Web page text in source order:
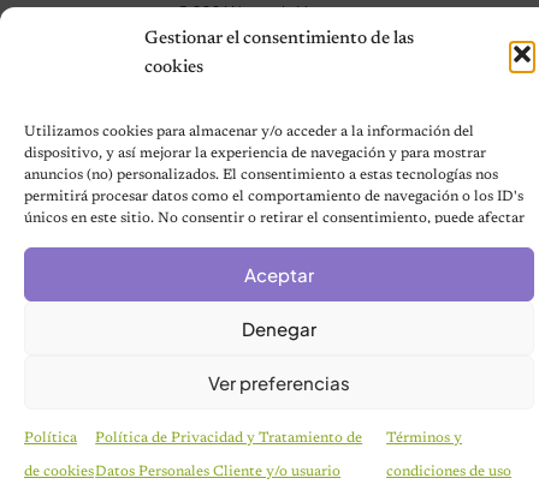
Gestionar el consentimiento de las
cookies
Utilizamos cookies para almacenar y/o acceder a la información del
dispositivo, y así mejorar la experiencia de navegación y para mostrar
anuncios (no) personalizados. El consentimiento a estas tecnologías nos
permitirá procesar datos como el comportamiento de navegación o los ID's
únicos en este sitio. No consentir o retirar el consentimiento, puede afectar
Aceptar
Denegar
Ver preferencias
Política
de cookies
Política de Privacidad y Tratamiento de
Datos Personales Cliente y/o usuario
Términos y
condiciones de uso
HISTORIAS EMOTIVAS
© 2026 Notas de Mascotas
Política de privacidad